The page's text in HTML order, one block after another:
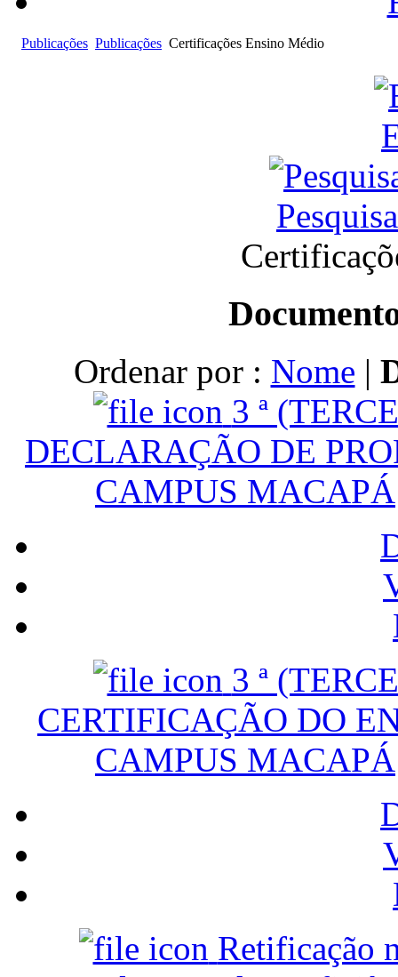
Publicações Publicações Certificações Ensino Médio
Ordenar por : Nome |
3 ª
DECLARAÇÃO DE
CAMPUS MACAPÁ
3 ª
CERTIFICAÇÃO DO
CAMPUS MACAPÁ
Retificação